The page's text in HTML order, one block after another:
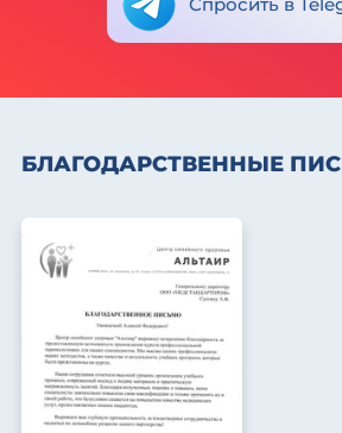
БЛАГОДАРСТВЕННЫЕ